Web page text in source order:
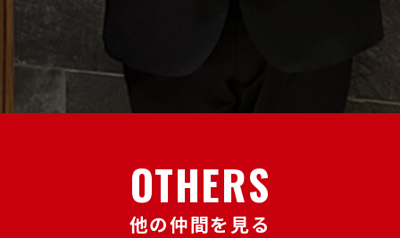
OTHERS
他の仲間を見る